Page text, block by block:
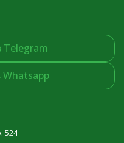
Telegram
Whatsapp
524